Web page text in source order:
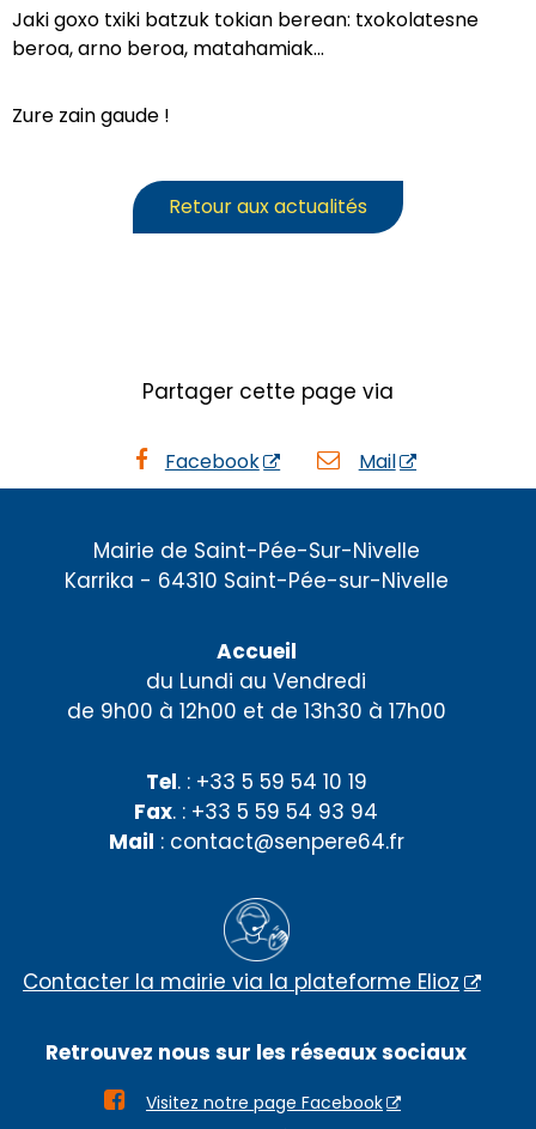
Jaki goxo txiki batzuk tokian berean: txokolatesne
beroa, arno beroa, matahamiak...
Zure zain gaude !
Retour aux actualités
Partager cette page via
Facebook Mail
Mairie de Saint-Pée-Sur-Nivelle
Karrika - 64310 Saint-Pée-sur-Nivelle
Accueil
du Lundi au Vendredi
de 9h00 à 12h00 et de 13h30 à 17h00
Tel. : +33 5 59 54 10 19
Fax. : +33 5 59 54 93 94
Mail : contact@senpere64.fr
Contacter la mairie via la plateforme Elioz
Retrouvez nous sur les réseaux sociaux

Visitez notre page Facebook